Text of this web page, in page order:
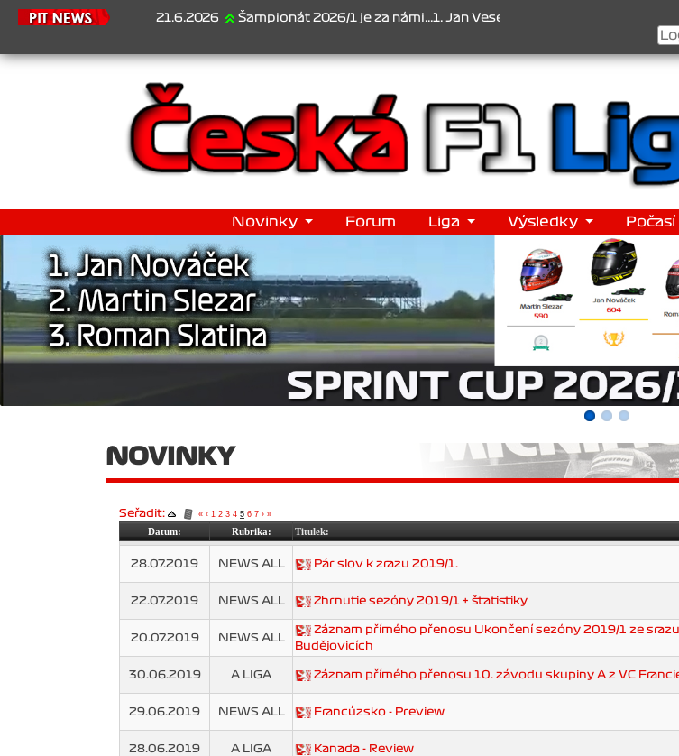
21.6.2026 Šampionát 2026/1 je za námi...1. Jan Veselý , 2. Jan Nováček , 3. Jakub
Novinky Forum Liga Výsledky Počasí
NOVINKY
Seřadit: « ‹ 1 2 3 4 5 6 7 › »
Datum: Rubrika: Titulek:
28.07.2019 NEWS ALL Pár slov k zrazu 2019/1.
22.07.2019 NEWS ALL Zhrnutie sezóny 2019/1 + štatistiky
20.07.2019 NEWS ALL
Záznam přímého přenosu Ukončení sezóny 2019/1 ze srazu
Budějovicích
30.06.2019 A LIGA Záznam přímého přenosu 10. závodu skupiny A z VC
29.06.2019 NEWS ALL Francúzsko - Preview
28.06.2019 A LIGA Kanada - Review